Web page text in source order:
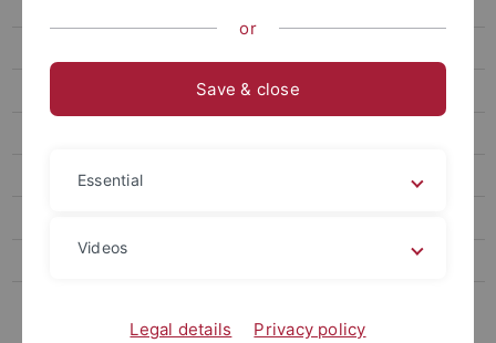
Fördervereine
Sammlung
or
Save & close
Essential
Videos
Legal details Privacy policy